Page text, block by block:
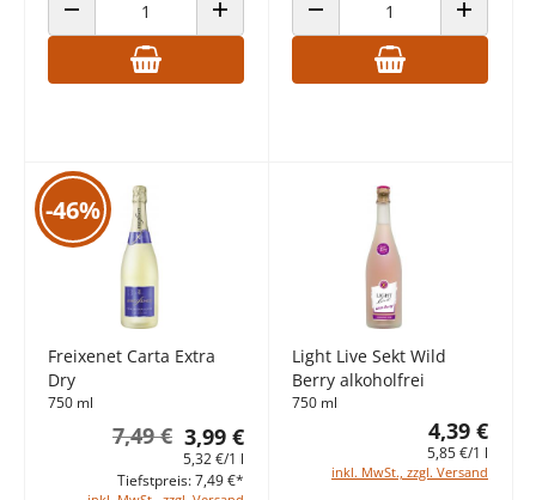
ANZAHL VERRINGERN ANZAHL ERHÖHENANZAHL VERRINGERN ANZAHL
-46%
Freixenet Carta Extra
Dry
750 ml
3,99 €
7,49 €
5,32 €/1 l
Tiefstpreis: 7,49 €*
Light Live Sekt Wild
Berry alkoholfrei
750 ml
4,39 €
5,85 €/1 l
inkl. MwSt., zzgl. Versand